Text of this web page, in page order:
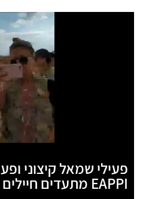
פעילי שמאל קיצוני
EAPPI מתעדים חיילים בשטח